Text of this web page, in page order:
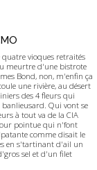
vioques retraités
meurtre d'une bistrote
Bond, non, m'enfin ça
une rivière, au désert
des 4 fleurs qui
Qui vont se
à tout va de la CIA
pointue qui n'font
comme disait le
en s'tartinant d'ail un
sel et d'un filet